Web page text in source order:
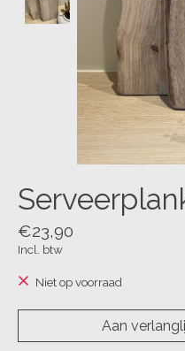
€23,90
Incl. btw
Niet op voorraad
Aan